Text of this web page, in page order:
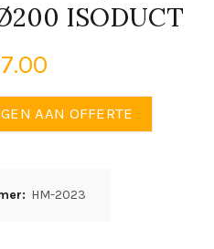
ISODUCT
AAN OFFERTE
HM-2023